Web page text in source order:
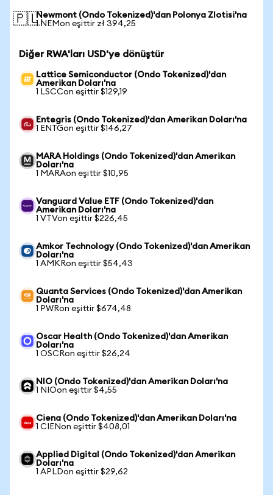
🇵🇱Newmont (Ondo Tokenized)'dan Polonya Zlotisi'na
1 NEMon eşittir zł 394,25
Diğer RWA'ları USD'ye dönüştür
Lattice Semiconductor (Ondo Tokenized)'dan
Amerikan Doları'na
1 LSCCon eşittir $129,19
Entegris (Ondo Tokenized)'dan Amerikan Doları'na
1 ENTGon eşittir $146,27
MARA Holdings (Ondo Tokenized)'dan Amerikan
Doları'na
1 MARAon eşittir $10,95
Vanguard Value ETF (Ondo Tokenized)'dan
Amerikan Doları'na
1 VTVon eşittir $226,45
Amkor Technology (Ondo Tokenized)'dan Amerikan
Doları'na
1 AMKRon eşittir $54,43
Quanta Services (Ondo Tokenized)'dan Amerikan
Doları'na
1 PWRon eşittir $674,48
Oscar Health (Ondo Tokenized)'dan Amerikan
Doları'na
1 OSCRon eşittir $26,24
NIO (Ondo Tokenized)'dan Amerikan Doları'na
1 NIOon eşittir $4,55
Ciena (Ondo Tokenized)'dan Amerikan Doları'na
1 CIENon eşittir $408,01
Applied Digital (Ondo Tokenized)'dan Amerikan
Doları'na
1 APLDon eşittir $29,62